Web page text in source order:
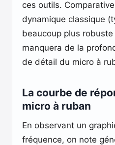
ces outils.
dynamique classique
beaucoup plus
manquera de la
de détail du micro à
La courbe de
micro à ruban
En observant un
fréquence, on note